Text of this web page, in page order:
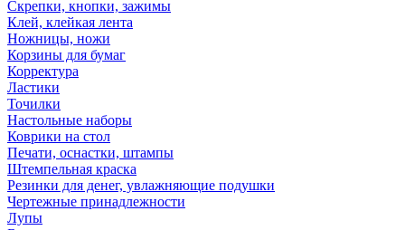
Скрепки, кнопки, зажимы
Клей, клейкая лента
Ножницы, ножи
Корзины для бумаг
Корректура
Ластики
Точилки
Настольные наборы
Коврики на стол
Печати, оснастки, штампы
Штемпельная краска
Резинки для денег, увлажняющие подушки
Чертежные принадлежности
Лупы